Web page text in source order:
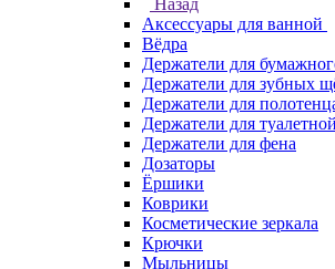
Назад
Аксессуары для ванной
Вёдра
Держатели для
Держатели для зубных
Держатели для
Держатели для
Держатели для фена
Дозаторы
Ёршики
Коврики
Косметические зеркала
Крючки
Мыльницы